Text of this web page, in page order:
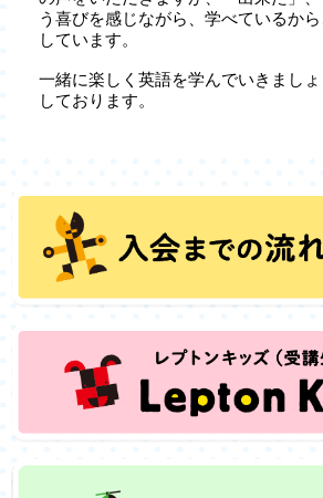
う喜びを感じながら、学べているか
しています。
一緒に楽しく英語を学んでいきまし
しております。